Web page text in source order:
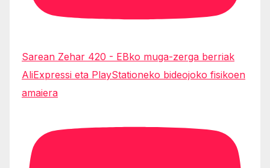
Sarean Zehar 420 - EBko muga-zerga berriak
AliExpressi eta PlayStationeko bideojoko fisikoen
amaiera